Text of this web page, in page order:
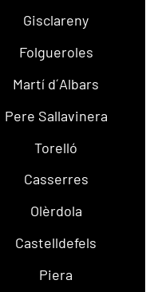
Gisclareny
Folgueroles
Martí d´Albars
Pere Sallavinera
Torelló
Casserres
Olèrdola
Castelldefels
Piera